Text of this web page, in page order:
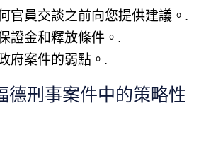
官員交談之前向您提供建議。.
證金和釋放條件。.
府案件的弱點。.
德刑事案件中的策略性